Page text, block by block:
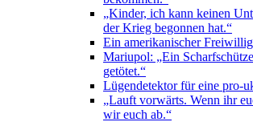
„Kinder, ich kann keinen
der Krieg begonnen hat.“
Ein amerikanischer
Mariupol: „Ein
getötet.“
Lügendetektor für eine pro-
„Lauft vorwärts. Wenn ihr
wir euch ab.“